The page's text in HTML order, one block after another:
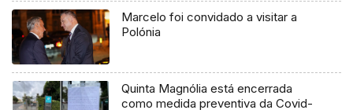
Marcelo foi convidado a visitar a
Polónia
Quinta Magnólia está encerrada
como medida preventiva da Covid-